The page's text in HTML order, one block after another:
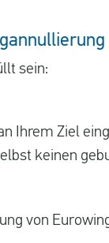
sein:
Ihrem Ziel
keinen
von